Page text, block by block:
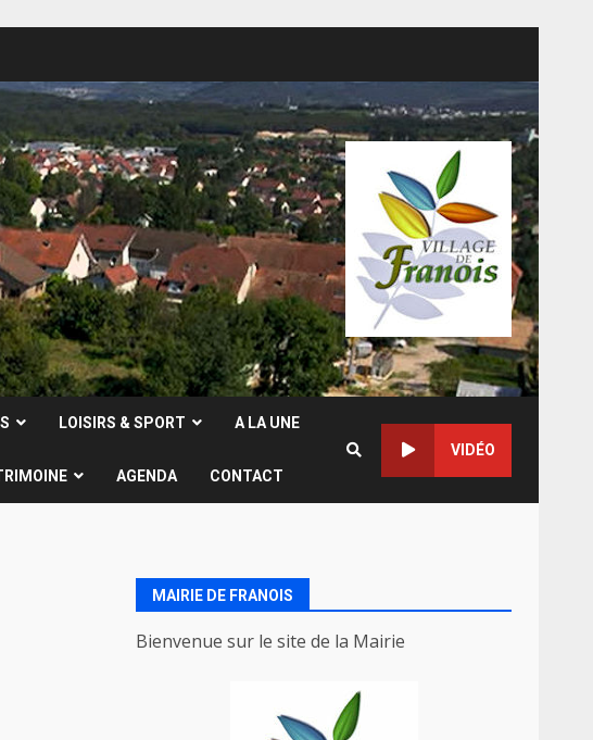
LOISIRS & SPORT A LA UNE
AGENDA CONTACT
VIDÉO
MAIRIE DE FRANOIS
Bienvenue sur le site de la Mairie